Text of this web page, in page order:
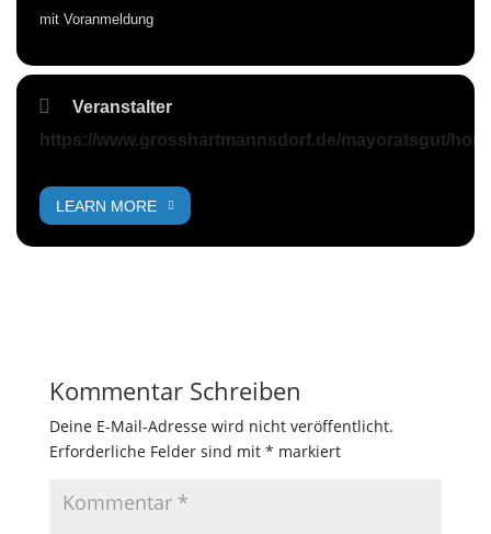
mit Voranmeldung
Veranstalter
https://www.grosshartmannsdorf.de/mayoratsgut/
LEARN MORE
Kommentar Schreiben
Deine E-Mail-Adresse wird nicht veröffentlicht.
Erforderliche Felder sind mit * markiert